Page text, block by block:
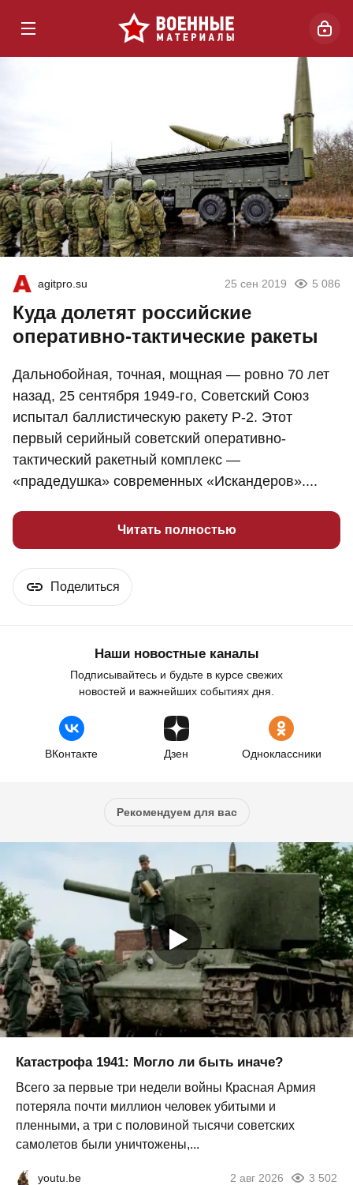
agitpro.su 25 сен 2019 5 086
Куда долетят российские
оперативно-тактические ракеты
Дальнобойная, точная, мощная — ровно 70 лет
назад, 25 сентября 1949-го, Советский Союз
испытал баллистическую ракету Р-2. Этот
первый серийный советский оперативно-
тактический ракетный комплекс —
«прадедушка» современных «Искандеров»....
Читать полностью
Поделиться
Наши новостные каналы
Подписывайтесь и будьте в курсе свежих
новостей и важнейших событиях дня.
ВКонтакте Дзен Одноклассники
Рекомендуем для вас
Катастрофа 1941: Могло ли быть иначе?
Всего за первые три недели войны Красная Армия
потеряла почти миллион человек убитыми и
пленными, а три с половиной тысячи советских
самолетов были уничтожены,...
youtu.be 2 авг 2026 3 502